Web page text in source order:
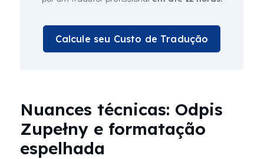
Calcule seu Custo de Tradução
Nuances técnicas: Odpis
Zupełny e formatação
espelhada